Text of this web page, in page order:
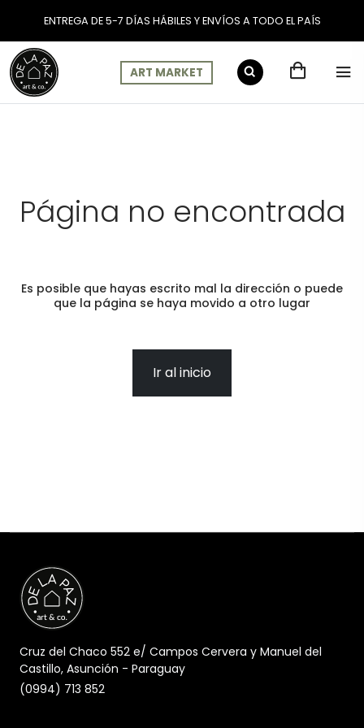
ENTREGA DE 5-7 DÍAS HÁBILES Y ENVÍOS A TODO EL PAÍS
ART MARKET
Página no encontrada
Es posible que hayas escrito mal la dirección o puede
que la página se haya movido a otro lugar
Ir al inicio
Cruz del Chaco 552 e/ Campos Cervera y Manuel del
Castillo, Asunción - Paraguay
(0994) 713 852